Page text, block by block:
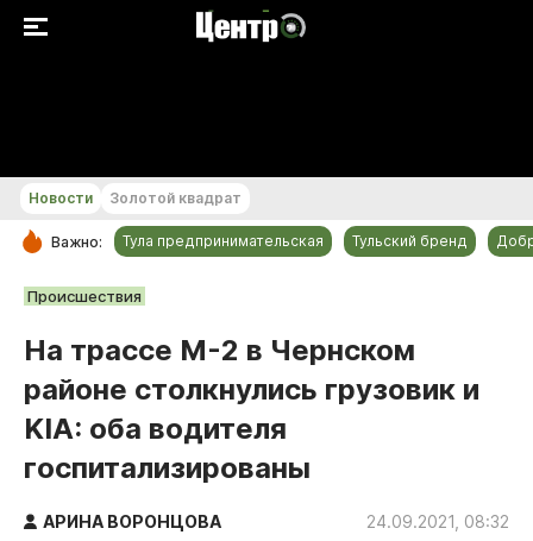
РУБРИКИ
Культура
Происшествия
Спорт
Тульский бренд
Тула предпринимательская
Новости Золотой квадрат
Важно: Тула предпринимательская Тульский бренд
Происшествия
На трассе М-2 в Чернском
районе столкнулись грузовик и
KIA: оба водителя
госпитализированы
АРИНА ВОРОНЦОВА 24.09.2021, 08:32